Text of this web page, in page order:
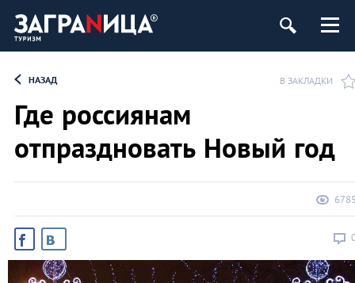
НАЗАД В ЗАКЛАДКИ
Где россиянам
отпраздновать Новый год